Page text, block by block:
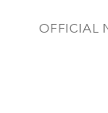
OFFICIAL